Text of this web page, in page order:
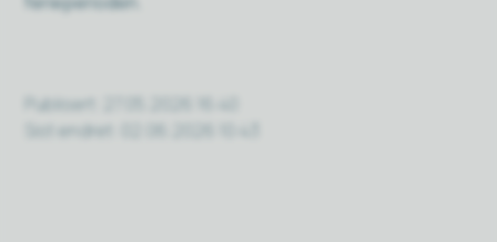
Publisert
Sist endret